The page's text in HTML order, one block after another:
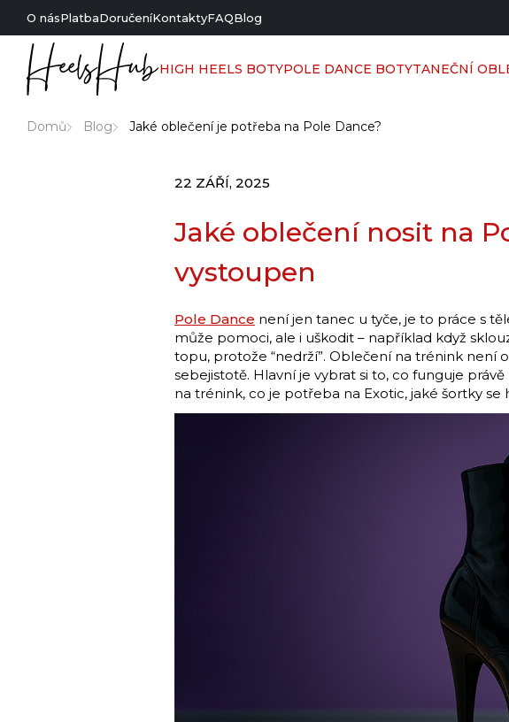
O násPlatbaDoručeníKontaktyFAQBlog
HIGH HEELS BOTYPOLE DANCE BOTYTANEČNÍ
Domů Blog Jaké oblečení je potřeba na Pole Dance?
22 ZÁŘÍ, 2025
Jaké oblečení nosit na
vystoupen
Pole Dance není jen tanec u tyče, je to práce s
může pomoci, ale i uškodit – například když
topu, protože “nedrží”. Oblečení na trénink není
sebejistotě. Hlavní je vybrat si to, co funguje
na trénink, co je potřeba na Exotic, jaké šortky